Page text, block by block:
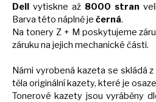
Dell vytiskne až 8000 stran
Barva této náplněje černá.
Na tonery Z + M poskytujeme
záruku na jejich mechanické části.
Námi vyrobená kazeta se skládá
těla originální kazety, které je
Tonerové kazety jsou vyráběny